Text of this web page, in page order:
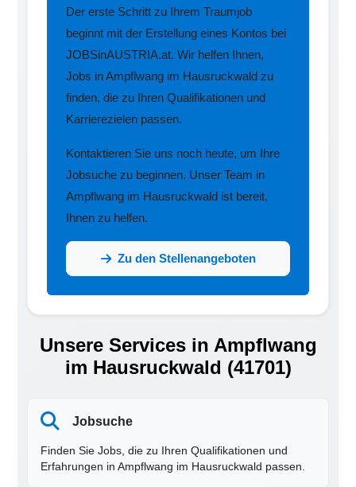
Der erste Schritt zu Ihrem Traumjob
beginnt mit der Erstellung eines Kontos bei
JOBSinAUSTRIA.at. Wir helfen Ihnen,
Jobs in Ampflwang im Hausruckwald zu
finden, die zu Ihren Qualifikationen und
Karrierezielen passen.
Kontaktieren Sie uns noch heute, um Ihre
Jobsuche zu beginnen. Unser Team in
Ampflwang im Hausruckwald ist bereit,
Ihnen zu helfen.
Zu den Stellenangeboten
Unsere Services in Ampflwang
im Hausruckwald (41701)
Jobsuche
Finden Sie Jobs, die zu Ihren Qualifikationen und
Erfahrungen in Ampflwang im Hausruckwald passen.